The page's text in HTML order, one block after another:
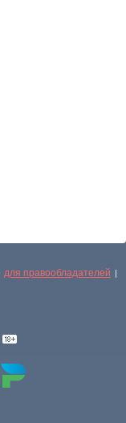
для правообладателей |